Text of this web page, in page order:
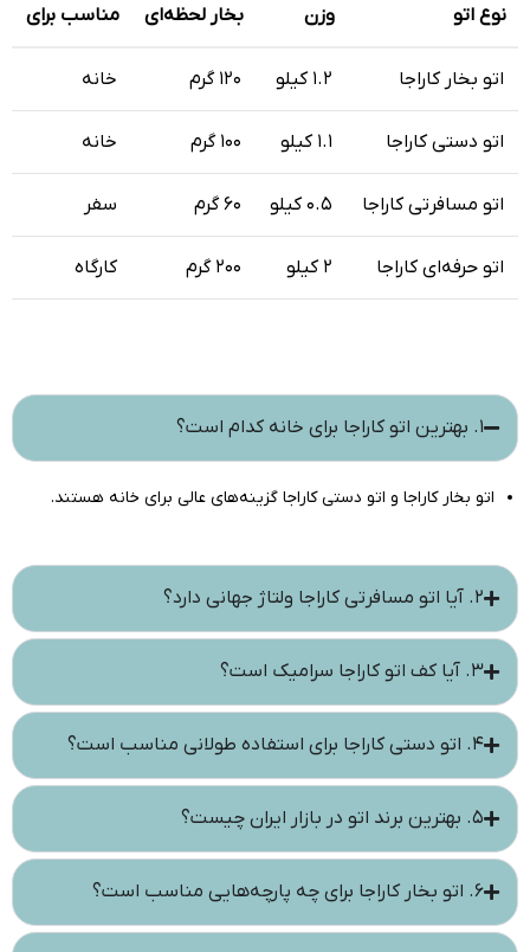
نوع اتو وزن بخار لحظه‌ای مناسب برای
اتو بخار کاراجا ۱.۲ کیلو ۱۲۰ گرم خانه
اتو دستی کاراجا ۱.۱ کیلو ۱۰۰ گرم خانه
اتو مسافرتی کاراجا ۰.۵ کیلو ۶۰ گرم سفر
اتو حرفه‌ای کاراجا ۲ کیلو ۲۰۰ گرم کارگاه
۱. بهترین اتو کاراجا برای خانه کدام است؟
اتو بخار کاراجا و اتو دستی کاراجا گزینه‌های عالی برای خانه هستند.
۲. آیا اتو مسافرتی کاراجا ولتاژ جهانی دارد؟
۳. آیا کف اتو کاراجا سرامیک است؟
۴. اتو دستی کاراجا برای استفاده طولانی مناسب است؟
۵. بهترین برند اتو در بازار ایران چیست؟
۶. اتو بخار کاراجا برای چه پارچه‌هایی مناسب است؟